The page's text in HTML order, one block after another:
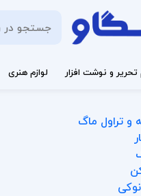
تحریر و نوشت افزار لوازم هنری
و تراول ماگ